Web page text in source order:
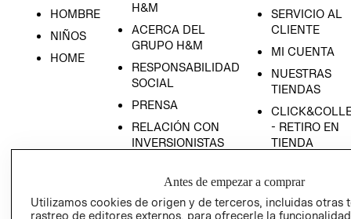
HOMBRE
NIÑOS
HOME
H&M
ACERCA DEL
GRUPO H&M
RESPONSABILIDAD
SOCIAL
PRENSA
RELACIÓN CON
INVERSIONISTAS
EMPRESARIAL
SERVICIO AL
CLIENTE
MI CUENTA
NUESTRAS
TIENDAS
- RETIRO EN
TIENDA
CONDICIONES
AVISO DE
Antes de empezar a comprar
Utilizamos cookies de origen y de terceros, incluidas otras
rastreo de editores externos, para ofrecerle la